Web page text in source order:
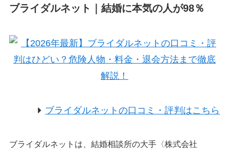
ブライダルネット｜結婚に本気の人が98％
ブライダルネットの口コミ・評判はこちら
ブライダルネットは、結婚相談所の大手〈株式会社